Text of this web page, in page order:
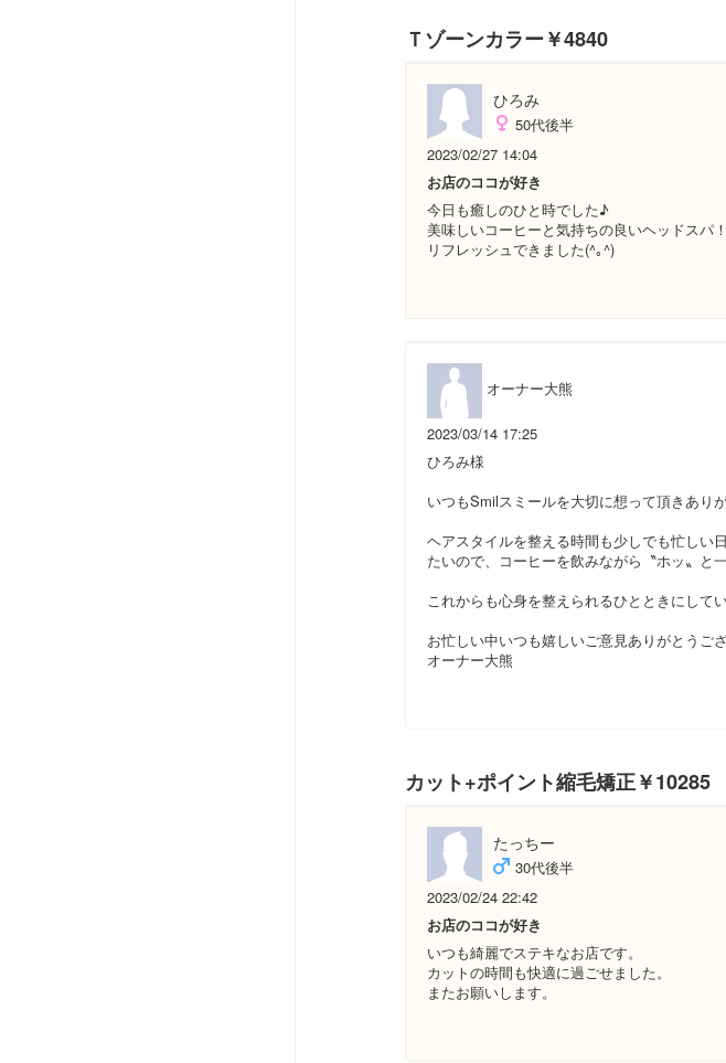
Ｔゾーンカラー￥4840
ひろみ
50代後半
2023/02/27 14:04
お店のココが好き
今日も癒しのひと時でした♪
美味しいコーヒーと気持ちの良いヘッドスパ！
リフレッシュできました(^｡^)
オーナー大熊
2023/03/14 17:25
ひろみ様
いつもSmilスミールを大切に想って頂きあり
ヘアスタイルを整える時間も少しでも忙しい
たいので、コーヒーを飲みながら〝ホッ〟と
これからも心身を整えられるひとときにし
お忙しい中いつも嬉しいご意見ありがとうご
オーナー大熊
カット+ポイント縮毛矯正￥10285
たっちー
30代後半
2023/02/24 22:42
お店のココが好き
いつも綺麗でステキなお店です。
カットの時間も快適に過ごせました。
またお願いします。